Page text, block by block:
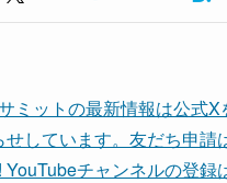
ミットの最新情報は公式X
しています。友だち申請
チャンネルの登録